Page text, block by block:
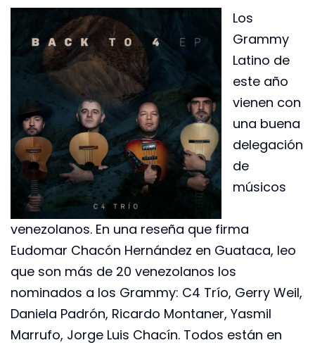
Los
Grammy
Latino de
este año
vienen con
una buena
delegación
de
músicos
venezolanos. En una reseña que firma
Eudomar Chacón Hernández en Guataca, leo
que son más de 20 venezolanos los
nominados a los Grammy: C4 Trío, Gerry Weil,
Daniela Padrón, Ricardo Montaner, Yasmil
Marrufo, Jorge Luis Chacín. Todos están en